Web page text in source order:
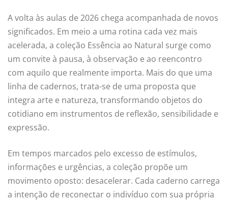
A volta às aulas de 2026 chega acompanhada de novos
significados. Em meio a uma rotina cada vez mais
acelerada, a coleção Essência ao Natural surge como
um convite à pausa, à observação e ao reencontro
com aquilo que realmente importa. Mais do que uma
linha de cadernos, trata-se de uma proposta que
integra arte e natureza, transformando objetos do
cotidiano em instrumentos de reflexão, sensibilidade e
expressão.
Em tempos marcados pelo excesso de estímulos,
informações e urgências, a coleção propõe um
movimento oposto: desacelerar. Cada caderno carrega
a intenção de reconectar o indivíduo com sua própria